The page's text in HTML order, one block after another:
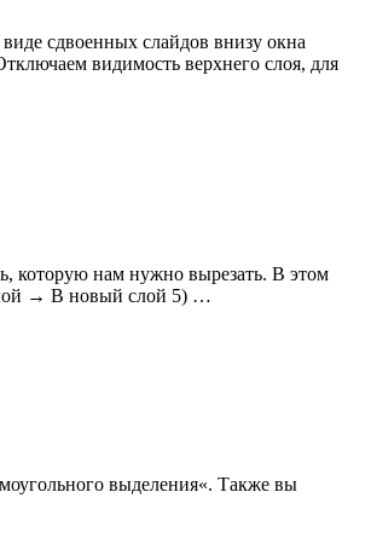
сдвоенных слайдов внизу окна
видимость верхнего слоя, для
которую нам нужно вырезать. В этом
→ В новый слой 5) …
выделения«. Также вы